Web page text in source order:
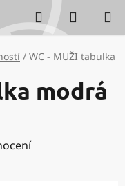
Hledat
KOŠÍK
/ WC - MUŽI tabulka
modrá